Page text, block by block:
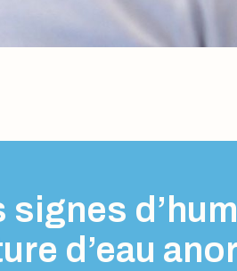
signes
d’eau